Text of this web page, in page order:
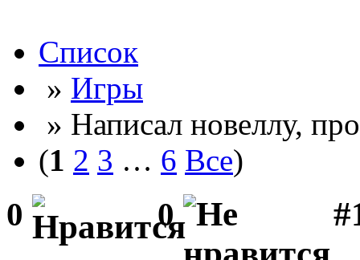
Список
» Игры
» Написал новеллу,
(1 2 3 … 6 Все)
0 0